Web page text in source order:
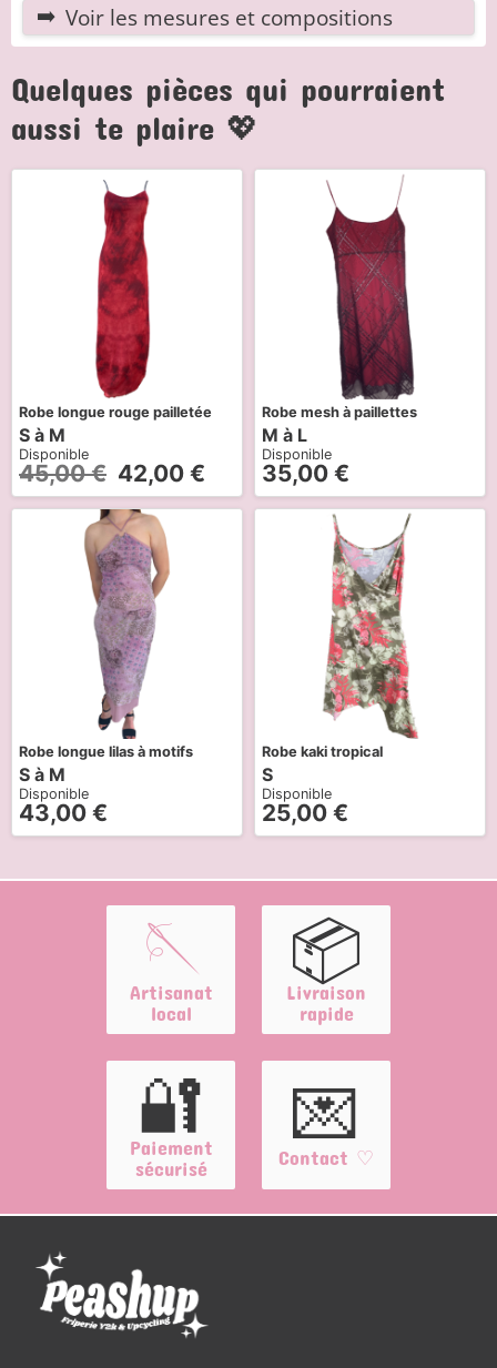
Voir les mesures et compositions
Quelques pièces qui pourraient
aussi te plaire 💖
Robe longue rouge pailletée
S à M
Disponible
45,00€ 42,00 €
Robe mesh à paillettes
M à L
Disponible
35,00 €
Robe longue lilas à motifs
S à M
Disponible
43,00 €
Robe kaki tropical
S
Disponible
25,00 €
🪡
Artisanat
local
📦
Livraison
rapide
🔐
Paiement
sécurisé
💌
Contact ♡